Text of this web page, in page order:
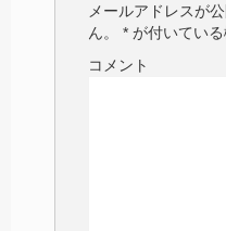
メールアドレスが
ん。
* が付いてい
コメント